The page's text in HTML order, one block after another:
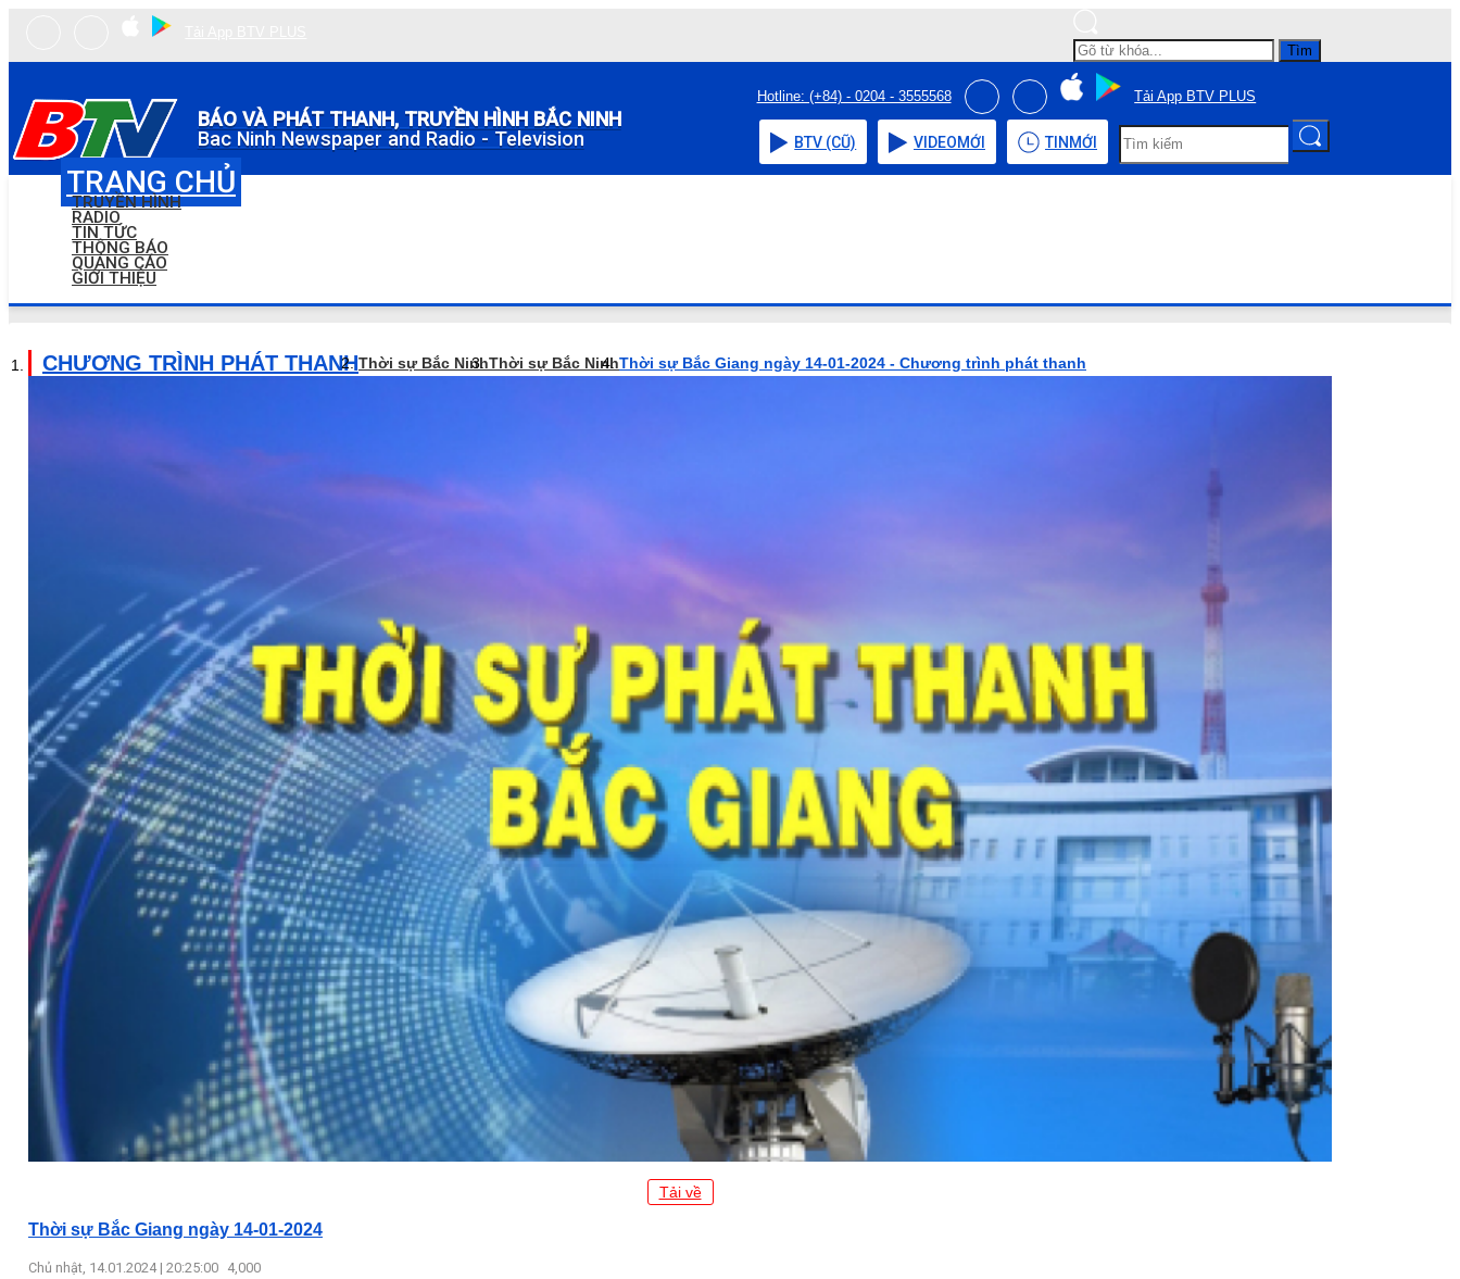
Tìm
BÁO VÀ PHÁT THANH, TRUYỀN HÌNH BẮC NINH
Bac Ninh Newspaper and Radio - Television
Hotline: (+84) - 0204 - 3555568 Tải App BTV PLUS
BTV (CŨ) VIDEOMỚI TIN MỚI
TRANG CHỦ
TRUYỀN HÌNH
RADIO
TIN TỨC
THÔNG BÁO
QUẢNG CÁO
GIỚI THIỆU
CHƯƠNG TRÌNH PHÁT THANHThời sự Bắc NinhThời sự Bắc NinhThời sự Bắc Giang ngày 14-01-2024 - Chương trình phát thanh
Tải về
Thời sự Bắc Giang ngày 14-01-2024
Chủ nhật, 14.01.2024 | 20:25:00 4,000